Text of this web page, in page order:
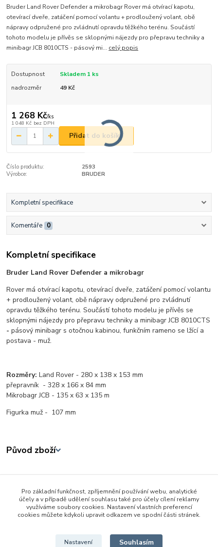
Bruder Land Rover Defender a mikrobagr Rover má otvírací kapotu,
otevírací dveře, zatáčení pomocí volantu + prodloužený volant, obě
nápravy odpružené pro zvládnutí opravdu těžkého terénu. Součástí
tohoto modelu je přívěs se sklopnými nájezdy pro přepravu techniky a
minibagr JCB 8010CTS - pásový mi... celý popis
Dostupnost
Skladem 1 ks
nadrozměr
49 Kč
1 268 Kč/ks
1 048 Kč bez DPH
Přidat do košíku
Číslo produktu:
2593
Výrobce:
BRUDER
Kompletní specifikace
Komentáře 0
Kompletní specifikace
Bruder Land Rover Defender a mikrobagr
Rover má otvírací kapotu, otevírací dveře, zatáčení pomocí volantu
+ prodloužený volant, obě nápravy odpružené pro zvládnutí
opravdu těžkého terénu. Součástí tohoto modelu je přívěs se
sklopnými nájezdy pro přepravu techniky a minibagr JCB 8010CTS
-pásový minibagr s otočnou kabinou, funkčním rameno se lžící a
postava - muž.
Rozměry: Land Rover - 280 x 138 x 153 mm
přepravník - 328 x 166 x 84 mm
Mikrobagr JCB - 135 x 63 x 135 m
Figurka muž - 107 mm
Původ zboží
Zboží zařazeno v kategoriích
Bruder
Auta
Pro základní funkčnost, zpříjemnění používání webu, analytické
účely a v případě udělení souhlasu také pro účely cílení reklamy
využíváme soubory cookies. Nastavení vlastních preferencí
cookies můžete kdykoli upravit odkazem ve spodní části stránek.
Nastavení Souhlasím